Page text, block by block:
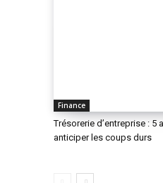
Finance
Trésorerie d’entreprise : 5
anticiper les coups durs